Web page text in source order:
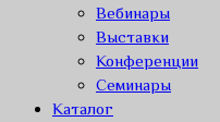
Вебинары
Выставки
Конференции
Семинары
Каталог